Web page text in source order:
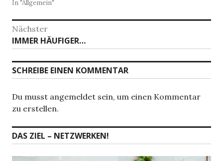
In "Allgemein"
Beitragsnavigation
Nächster
Nächster
Beitrag:
IMMER HÄUFIGER…
SCHREIBE EINEN KOMMENTAR
Du musst angemeldet sein, um einen Kommentar
zu erstellen.
DAS ZIEL – NETZWERKEN!